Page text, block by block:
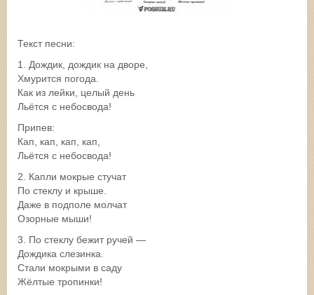
Текст песни:
1. Дождик, дождик на дворе,
Хмурится погода.
Как из лейки, целый день
Льётся с небосвода!
Припев:
Кап, кап, кап, кап,
Льётся с небосвода!
2. Капли мокрые стучат
По стеклу и крыше.
Даже в подполе молчат
Озорные мыши!
3. По стеклу бежит ручей —
Дождика слезинка.
Стали мокрыми в саду
Жёлтые тропинки!